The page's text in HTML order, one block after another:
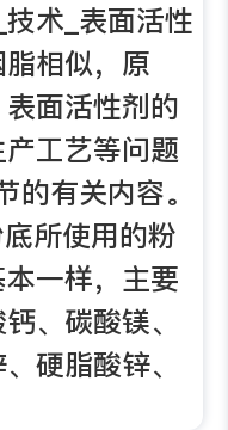
术_表面活性
相似，原
面活性剂的
工艺等问题
有关内容。
所使用的粉
一样，主要
、碳酸镁、
硬脂酸锌、